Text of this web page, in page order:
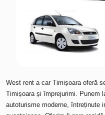
West rent a car Timișoara oferă
Timișoara și împrejurimi. Punem
autoturisme moderne, întreținute